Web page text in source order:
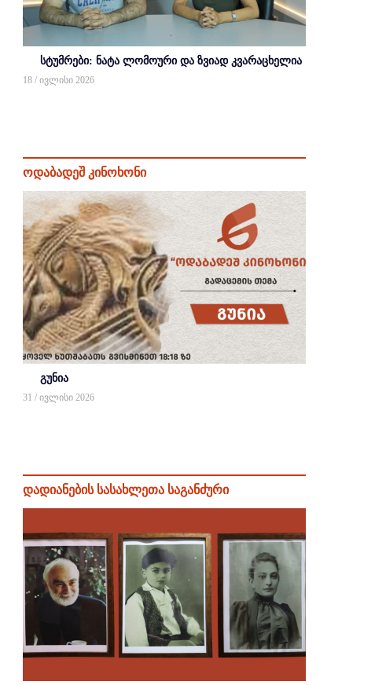
სტუმრები: ნატა ლომოური და ზვიად კვარაცხელია
18 / ივლისი 2026
ოდაბადეშ კინოხონი
გუნია
31 / ივლისი 2026
დადიანების სასახლეთა საგანძური